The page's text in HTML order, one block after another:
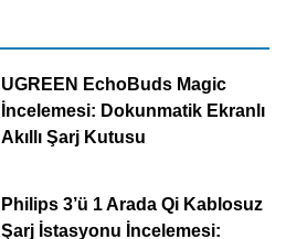
UGREEN EchoBuds Magic
İncelemesi: Dokunmatik Ekranlı
Akıllı Şarj Kutusu
Philips 3’ü 1 Arada Qi Kablosuz
Şarj İstasyonu İncelemesi: